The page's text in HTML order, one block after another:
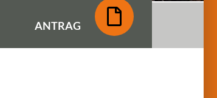
ANTRAG